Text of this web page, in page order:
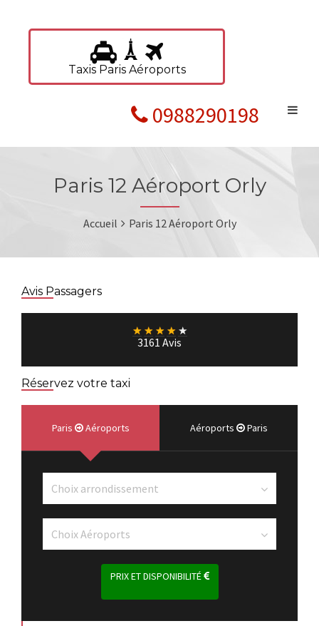
Taxis Paris Aéroports
0988290198
Paris 12 Aéroport Orly
Accueil Paris 12 Aéroport Orly
Avis Passagers
★ ★ ★ ★ ★
3161 Avis
Réservez votre taxi
Paris Aéroports Aéroports Paris
PRIX ET DISPONIBILITÉ